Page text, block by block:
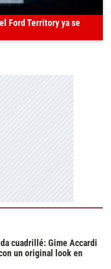
Ford Territory ya se
cuadrillé: Gime Accardi
un original look en